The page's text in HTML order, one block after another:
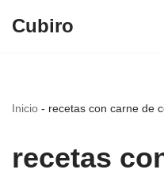
Cubiro
Inicio - recetas con carne de
recetas